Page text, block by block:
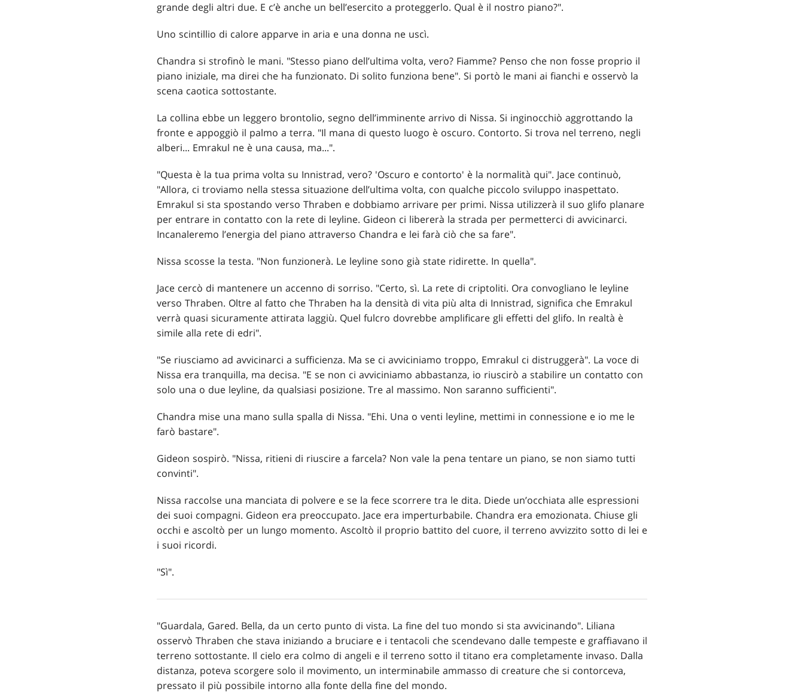
grande degli altri due. E c’è anche un bell’esercito a proteggerlo. Qual è il nostro piano?".
Uno scintillio di calore apparve in aria e una donna ne uscì.
Chandra si strofinò le mani. "Stesso piano dell’ultima volta, vero? Fiamme? Penso che non fosse proprio il
piano iniziale, ma direi che ha funzionato. Di solito funziona bene". Si portò le mani ai fianchi e osservò la
scena caotica sottostante.
La collina ebbe un leggero brontolio, segno dell’imminente arrivo di Nissa. Si inginocchiò aggrottando la
fronte e appoggiò il palmo a terra. "Il mana di questo luogo è oscuro. Contorto. Si trova nel terreno, negli
alberi... Emrakul ne è una causa, ma...".
"Questa è la tua prima volta su Innistrad, vero? 'Oscuro e contorto' è la normalità qui". Jace continuò,
"Allora, ci troviamo nella stessa situazione dell’ultima volta, con qualche piccolo sviluppo inaspettato.
Emrakul si sta spostando verso Thraben e dobbiamo arrivare per primi. Nissa utilizzerà il suo glifo planare
per entrare in contatto con la rete di leyline. Gideon ci libererà la strada per permetterci di avvicinarci.
Incanaleremo l’energia del piano attraverso Chandra e lei farà ciò che sa fare".
Nissa scosse la testa. "Non funzionerà. Le leyline sono già state ridirette. In quella".
Jace cercò di mantenere un accenno di sorriso. "Certo, sì. La rete di criptoliti. Ora convogliano le leyline
verso Thraben. Oltre al fatto che Thraben ha la densità di vita più alta di Innistrad, significa che Emrakul
verrà quasi sicuramente attirata laggiù. Quel fulcro dovrebbe amplificare gli effetti del glifo. In realtà è
simile alla rete di edri".
"Se riusciamo ad avvicinarci a sufficienza. Ma se ci avviciniamo troppo, Emrakul ci distruggerà". La voce di
Nissa era tranquilla, ma decisa. "E se non ci avviciniamo abbastanza, io riuscirò a stabilire un contatto con
solo una o due leyline, da qualsiasi posizione. Tre al massimo. Non saranno sufficienti".
Chandra mise una mano sulla spalla di Nissa. "Ehi. Una o venti leyline, mettimi in connessione e io me le
farò bastare".
Gideon sospirò. "Nissa, ritieni di riuscire a farcela? Non vale la pena tentare un piano, se non siamo tutti
convinti".
Nissa raccolse una manciata di polvere e se la fece scorrere tra le dita. Diede un’occhiata alle espressioni
dei suoi compagni. Gideon era preoccupato. Jace era imperturbabile. Chandra era emozionata. Chiuse gli
occhi e ascoltò per un lungo momento. Ascoltò il proprio battito del cuore, il terreno avvizzito sotto di lei e
i suoi ricordi.
"Sì".
"Guardala, Gared. Bella, da un certo punto di vista. La fine del tuo mondo si sta avvicinando". Liliana
osservò Thraben che stava iniziando a bruciare e i tentacoli che scendevano dalle tempeste e graffiavano il
terreno sottostante. Il cielo era colmo di angeli e il terreno sotto il titano era completamente invaso. Dalla
distanza, poteva scorgere solo il movimento, un interminabile ammasso di creature che si contorceva,
pressato il più possibile intorno alla fonte della fine del mondo.